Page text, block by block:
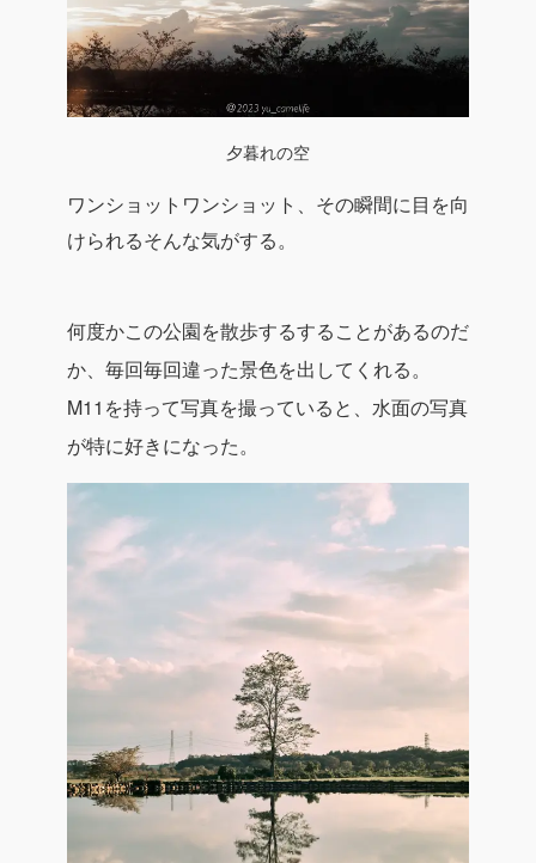
夕暮れの空
ワンショットワンショット、その瞬間に目を向
けられるそんな気がする。
何度かこの公園を散歩するすることがあるのだ
か、毎回毎回違った景色を出してくれる。
M11を持って写真を撮っていると、水面の写真
が特に好きになった。